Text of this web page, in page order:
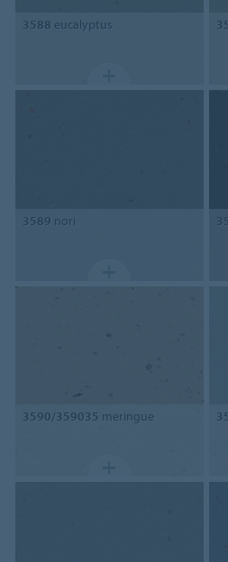
3588 eucalyptus
3589 nori
3590/359035 meringue